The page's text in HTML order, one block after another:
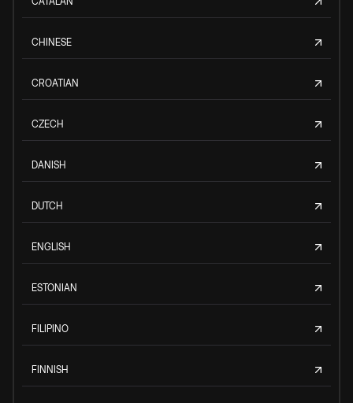
CHINESE
CROATIAN
CZECH
DANISH
DUTCH
ENGLISH
ESTONIAN
FILIPINO
FINNISH